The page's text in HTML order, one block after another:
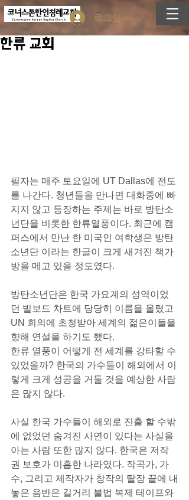
로그인
한류 교회
필자는 매주 토요일에 UT Dallas에 전도
를 나간다. 청년들을 만나면 대화중에 빠
지지 않고 등장하는 주제는 바로 방탄소
년단을 비롯한 한류열풍이다. 최근에 캠
퍼스에서 만난 한 미국인 여학생은 방탄
소년단 이라는 한글이 크게 새겨진 책가
방을 메고 있을 정도였다.
방탄소년단은 한국 가요계의 성역이었
던 빌보드 차트에 당당히 이름을 올렸고
UN 회의에 초청받아 세계의 젊은이들을
향해 연설을 하기도 했다.
한류 열풍이 어떻게 전 세계를 강타할 수
있었을까? 한국의 가수들이 해외에서 이
렇게 크게 성공을 거둘 것을 예상한 사람
은 많지 않다.
사실 한국 가수들이 해외로 진출 할 수밖
에 없었던 숨겨진 사연이 있다는 사실을
아는 사람 또한 많지 않다. 한국은 저작
권 보호가 미흡한 나라였다. 작곡가, 가
수, 그리고 제작자가 창작의 탈장 끝에 내
놓은 음반은 길거리 불법 복제 테이프와